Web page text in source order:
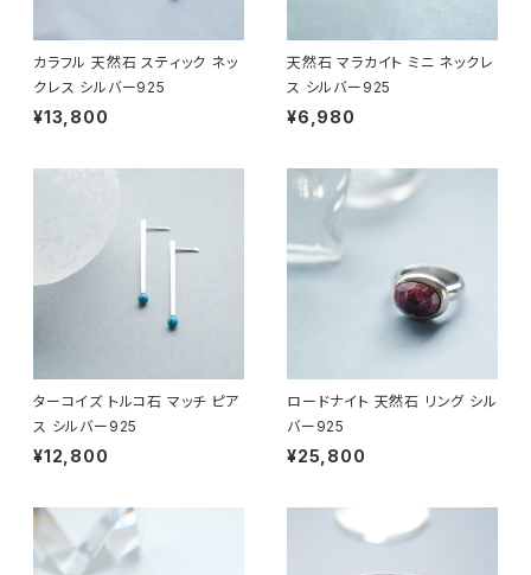
カラフル 天然石 スティック ネッ
クレス シルバー925
¥13,800
天然石 マラカイト ミニ ネックレ
ス シルバー925
¥6,980
ターコイズ トルコ石 マッチ ピア
ス シルバー925
¥12,800
ロードナイト 天然石 リング シル
バー925
¥25,800